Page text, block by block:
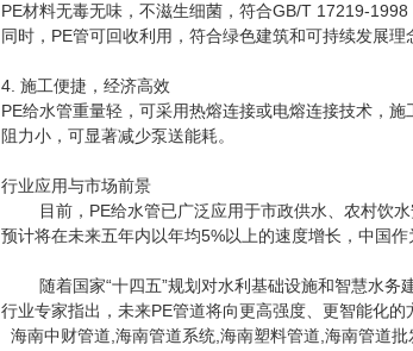
PE材料无毒无味，不滋生细菌，符合GB/T 17219-
同时，PE管可回收利用，符合绿色建筑和可持续发展
4. 施工便捷，经济高效
PE给水管重量轻，可采用热熔连接或电熔连接技术，
阻力小，可显著减少泵送能耗。
行业应用与市场前景
目前，PE给水管已广泛应用于市政供水、农村饮水
预计将在未来五年内以年均5%以上的速度增长，中
随着国家“十四五”规划对水利基础设施和智慧水务建
行业专家指出，未来PE管道将向更高强度、更智能化
海南中财管道,海南管道系统,海南塑料管道,海南管道批